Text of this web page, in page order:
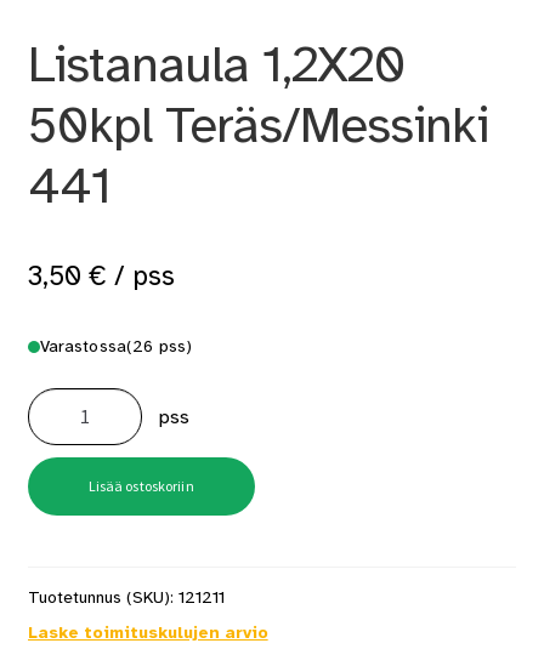
Listanaula 1,2X20
50kpl Teräs/Messinki
441
3,50 € / pss
Varastossa(26 pss)
Listanaula
1,2X20
50kpl
Teräs/Messinki
441
määrä
pss
Lisää ostoskoriin
Tuotetunnus (SKU): 121211
Laske toimituskulujen arvio